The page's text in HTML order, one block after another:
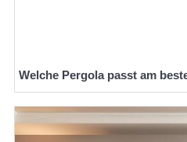
Welche Pergola passt am